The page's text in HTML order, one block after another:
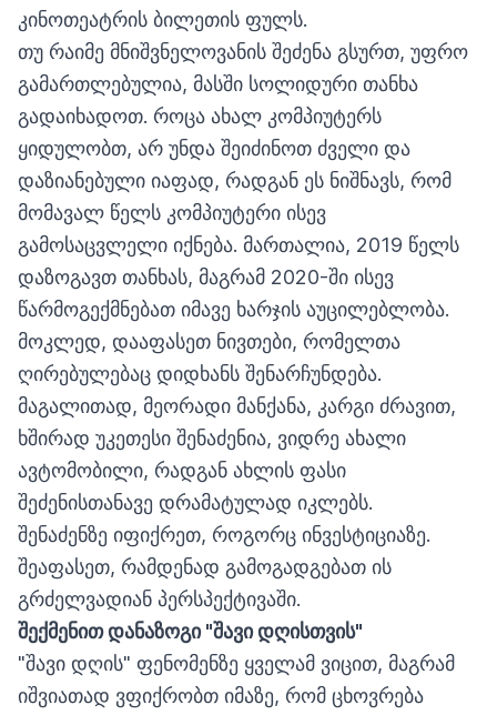
კინოთეატრის ბილეთის ფულს.
თუ რაიმე მნიშვნელოვანის შეძენა გსურთ, უფრო
გამართლებულია, მასში სოლიდური თანხა
გადაიხადოთ. როცა ახალ კომპიუტერს
ყიდულობთ, არ უნდა შეიძინოთ ძველი და
დაზიანებული იაფად, რადგან ეს ნიშნავს, რომ
მომავალ წელს კომპიუტერი ისევ
გამოსაცვლელი იქნება. მართალია, 2019 წელს
დაზოგავთ თანხას, მაგრამ 2020-ში ისევ
წარმოგექმნებათ იმავე ხარჯის აუცილებლობა.
მოკლედ, დააფასეთ ნივთები, რომელთა
ღირებულებაც დიდხანს შენარჩუნდება.
მაგალითად, მეორადი მანქანა, კარგი ძრავით,
ხშირად უკეთესი შენაძენია, ვიდრე ახალი
ავტომობილი, რადგან ახლის ფასი
შეძენისთანავე დრამატულად იკლებს.
შენაძენზე იფიქრეთ, როგორც ინვესტიციაზე.
შეაფასეთ, რამდენად გამოგადგებათ ის
გრძელვადიან პერსპექტივაში.
შექმენით დანაზოგი "შავი დღისთვის"
"შავი დღის" ფენომენზე ყველამ ვიცით, მაგრამ
იშვიათად ვფიქრობთ იმაზე, რომ ცხოვრება